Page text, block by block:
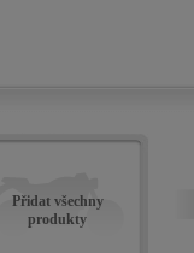
Přidat všechny
produkty